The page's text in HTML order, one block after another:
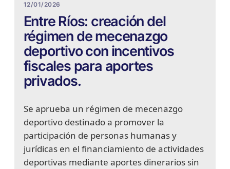
12/01/2026
Entre Ríos: creación del
régimen de mecenazgo
deportivo con incentivos
fiscales para aportes
privados.
Se aprueba un régimen de mecenazgo
deportivo destinado a promover la
participación de personas humanas y
jurídicas en el financiamiento de actividades
deportivas mediante aportes dinerarios sin